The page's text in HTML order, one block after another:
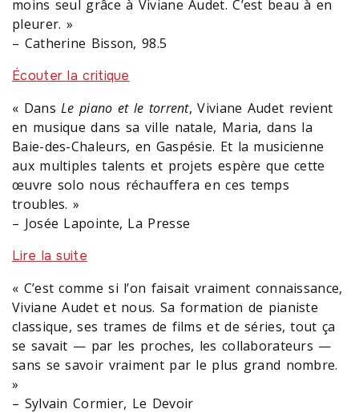
moins seul grâce à Viviane Audet. C’est beau à en
pleurer. »
– Catherine Bisson, 98.5
Écouter la critique
« DansLe piano et le torrent, Viviane Audet revient
en musique dans sa ville natale, Maria, dans la
Baie-des-Chaleurs, en Gaspésie. Et la musicienne
aux multiples talents et projets espère que cette
œuvre solo nous réchauffera en ces temps
troubles. »
– Josée Lapointe, La Presse
Lire la suite
« C’est comme si l’on faisait vraiment connaissance,
Viviane Audet et nous. Sa formation de pianiste
classique, ses trames de films et de séries, tout ça
se savait — par les proches, les collaborateurs —
sans se savoir vraiment par le plus grand nombre.
»
– Sylvain Cormier, Le Devoir